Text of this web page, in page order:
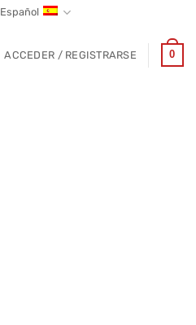
Español
ACCEDER / REGISTRARSE 0